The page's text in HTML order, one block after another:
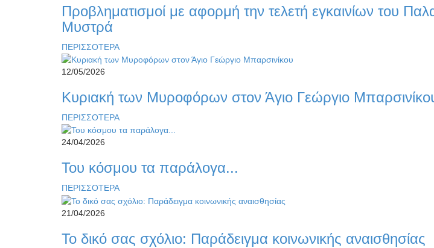
Προβληματισμοί με αφορμή την τελετή εγκαινίων του
Μυστρά
ΠΕΡΙΣΣΟΤΕΡΑ
12/05/2026
Κυριακή των Μυροφόρων στον Άγιο Γεώργιο
ΠΕΡΙΣΣΟΤΕΡΑ
24/04/2026
Του κόσμου τα παράλογα...
ΠΕΡΙΣΣΟΤΕΡΑ
21/04/2026
Το δικό σας σχόλιο: Παράδειγμα κοινωνικής αναισθησίας